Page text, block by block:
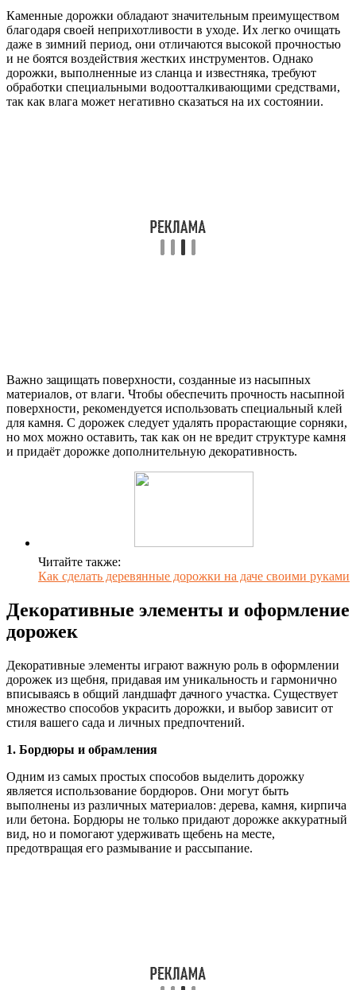
Каменные дорожки обладают значительным преимуществом
благодаря своей неприхотливости в уходе. Их легко очищать
даже в зимний период, они отличаются высокой прочностью
и не боятся воздействия жестких инструментов. Однако
дорожки, выполненные из сланца и известняка, требуют
обработки специальными водоотталкивающими средствами,
так как влага может негативно сказаться на их состоянии.
Важно защищать поверхности, созданные из насыпных
материалов, от влаги. Чтобы обеспечить прочность насыпной
поверхности, рекомендуется использовать специальный клей
для камня. С дорожек следует удалять прорастающие сорняки,
но мох можно оставить, так как он не вредит структуре камня
и придаёт дорожке дополнительную декоративность.
Читайте также:
Как сделать деревянные дорожки на даче своими руками
Декоративные элементы и оформление
дорожек
Декоративные элементы играют важную роль в оформлении
дорожек из щебня, придавая им уникальность и гармонично
вписываясь в общий ландшафт дачного участка. Существует
множество способов украсить дорожки, и выбор зависит от
стиля вашего сада и личных предпочтений.
1. Бордюры и обрамления
Одним из самых простых способов выделить дорожку
является использование бордюров. Они могут быть
выполнены из различных материалов: дерева, камня, кирпича
или бетона. Бордюры не только придают дорожке аккуратный
вид, но и помогают удерживать щебень на месте,
предотвращая его размывание и рассыпание.